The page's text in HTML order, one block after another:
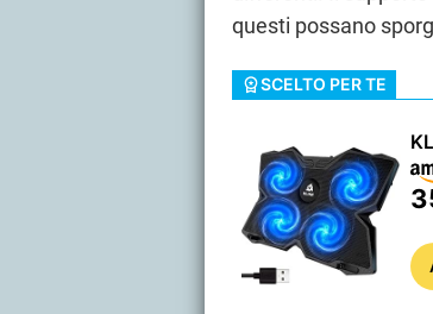
questi possano
SCELTO PER TE